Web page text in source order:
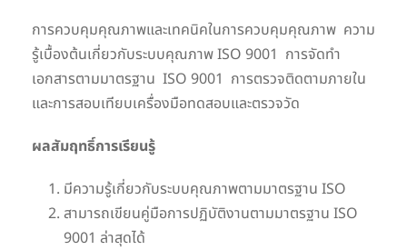
การควบคุมคุณภาพและเทคนิคในการควบคุมคุณภาพ ความ
รู้เบื้องต้นเกี่ยวกับระบบคุณภาพ ISO 9001 การจัดทำ
เอกสารตามมาตรฐาน ISO 9001 การตรวจติดตามภายใน
และการสอบเทียบเครื่องมือทดสอบและตรวจวัด
ผลสัมฤทธิ์การเรียนรู้
มีความรู้เกี่ยวกับระบบคุณภาพตามมาตรฐาน ISO
สามารถเขียนคู่มือการปฏิบัติงานตามมาตรฐาน ISO
9001 ล่าสุดได้